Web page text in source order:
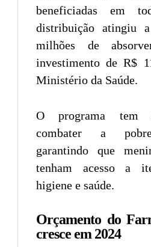
beneficiadas em
distribuição atingiu
milhões de
investimento de R$
Ministério da Saúde.
O programa tem
combater a
garantindo que
tenham acesso a
higiene e saúde.
Orçamento do
cresce em 2024